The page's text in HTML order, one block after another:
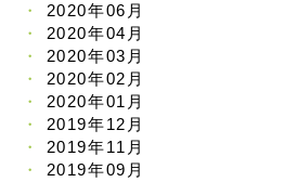
2020年06月
2020年04月
2020年03月
2020年02月
2020年01月
2019年12月
2019年11月
2019年09月